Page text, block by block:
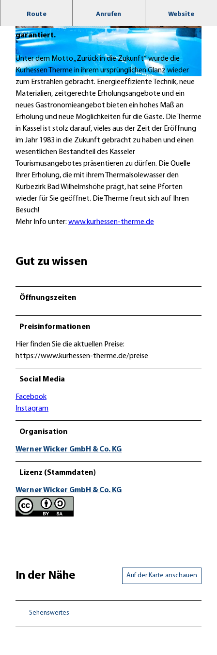
© Kurhessen Therme | Klinikdienst Werner Wicker GmbH & Co. KG |CC0
© Kurhessen Therme | Klinikdienst Werner Wic
ker GmbH & Co. KG |CC0
© Kurhessen Therme | Klinikdienst Werner Wic
ker GmbH & Co. KG |CC0
Route Anrufen Website
Inmitten des Kurbezirkes Bad Wilhelmshöhe liegt
garantiert.
Unter dem Motto „Zurück in die Zukunft“ wurde die
Kurhessen Therme in ihrem ursprünglichen Glanz wieder
zum Erstrahlen gebracht. Energieeffiziente Technik, neue
Materialien, zeitgerechte Erholungsangebote und ein
neues Gastronomieangebot bieten ein hohes Maß an
Erholung und neue Möglichkeiten für die Gäste. Die Therme
in Kassel ist stolz darauf, vieles aus der Zeit der Eröffnung
im Jahr 1983 in die Zukunft gebracht zu haben und einen
wesentlichen Bestandteil des Kasseler
Tourismusangebotes präsentieren zu dürfen. Die Quelle
Ihrer Erholung, die mit ihrem Thermalsolewasser den
Kurbezirk Bad Wilhelmshöhe prägt, hat seine Pforten
wieder für Sie geöffnet. Die Therme freut sich auf Ihren
Besuch!
Mehr Info unter: www.kurhessen-therme.de
Gut zu wissen
Öffnungszeiten
Preisinformationen
Hier finden Sie die aktuellen Preise:
https://www.kurhessen-therme.de/preise
Social Media
Facebook
Instagram
Organisation
Werner Wicker GmbH & Co. KG
Lizenz (Stammdaten)
Werner Wicker GmbH & Co. KG
In der Nähe Auf der Karte anschauen
Sehenswertes